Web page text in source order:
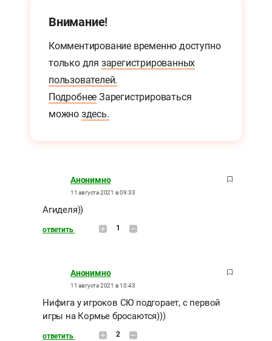
Внимание!
Комментирование временно доступно
только для зарегистрированных
пользователей.
Подробнее Зарегистрироваться
можно здесь.
Анонимно
11 августа 2021 в 09:33
Агиделя))
ответить 1
Анонимно
11 августа 2021 в 10:43
Нифига у игроков СЮ подгорает, с первой
игры на Кормье бросаются)))
ответить 2